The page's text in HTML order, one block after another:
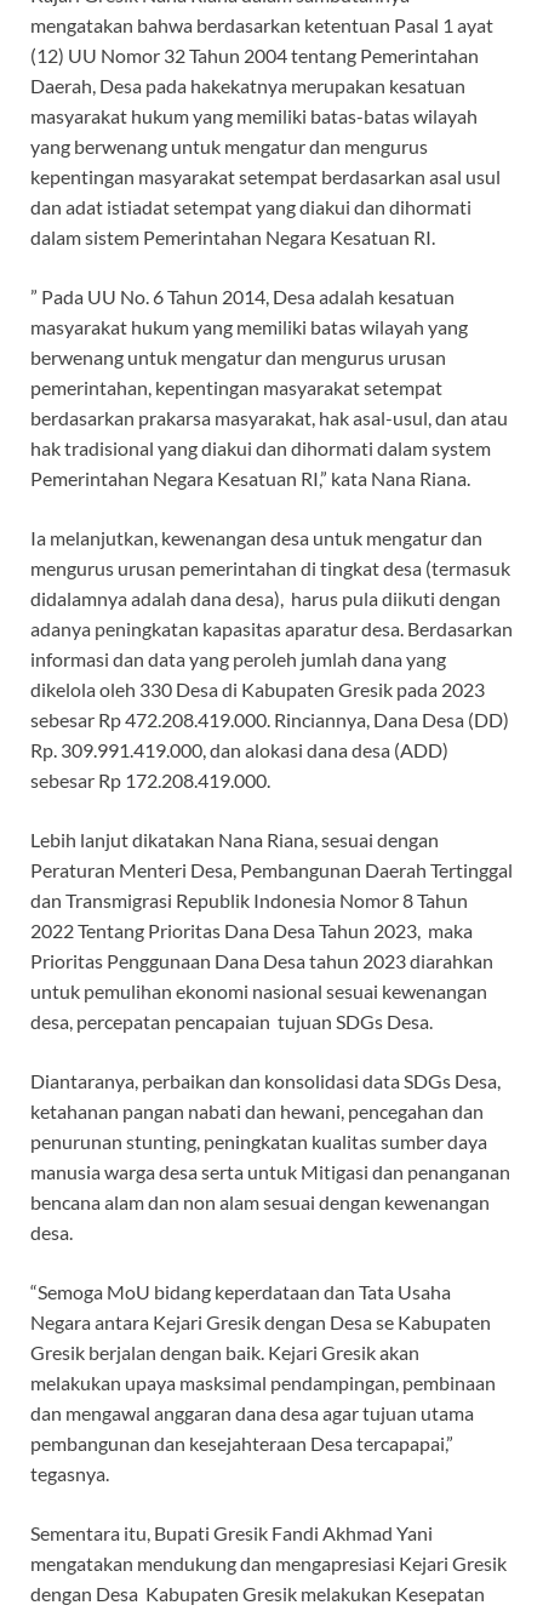
mengatakan bahwa berdasarkan ketentuan Pasal 1 ayat
(12) UU Nomor 32 Tahun 2004 tentang Pemerintahan
Daerah, Desa pada hakekatnya merupakan kesatuan
masyarakat hukum yang memiliki batas-batas wilayah
yang berwenang untuk mengatur dan mengurus
kepentingan masyarakat setempat berdasarkan asal usul
dan adat istiadat setempat yang diakui dan dihormati
dalam sistem Pemerintahan Negara Kesatuan RI.
” Pada UU No. 6 Tahun 2014, Desa adalah kesatuan
masyarakat hukum yang memiliki batas wilayah yang
berwenang untuk mengatur dan mengurus urusan
pemerintahan, kepentingan masyarakat setempat
berdasarkan prakarsa masyarakat, hak asal-usul, dan atau
hak tradisional yang diakui dan dihormati dalam system
Pemerintahan Negara Kesatuan RI,” kata Nana Riana.
Ia melanjutkan, kewenangan desa untuk mengatur dan
mengurus urusan pemerintahan di tingkat desa (termasuk
didalamnya adalah dana desa), harus pula diikuti dengan
adanya peningkatan kapasitas aparatur desa. Berdasarkan
informasi dan data yang peroleh jumlah dana yang
dikelola oleh 330 Desa di Kabupaten Gresik pada 2023
sebesar Rp 472.208.419.000. Rinciannya, Dana Desa (DD)
Rp. 309.991.419.000, dan alokasi dana desa (ADD)
sebesar Rp 172.208.419.000.
Lebih lanjut dikatakan Nana Riana, sesuai dengan
Peraturan Menteri Desa, Pembangunan Daerah Tertinggal
dan Transmigrasi Republik Indonesia Nomor 8 Tahun
2022 Tentang Prioritas Dana Desa Tahun 2023, maka
Prioritas Penggunaan Dana Desa tahun 2023 diarahkan
untuk pemulihan ekonomi nasional sesuai kewenangan
desa, percepatan pencapaian tujuan SDGs Desa.
Diantaranya, perbaikan dan konsolidasi data SDGs Desa,
ketahanan pangan nabati dan hewani, pencegahan dan
penurunan stunting, peningkatan kualitas sumber daya
manusia warga desa serta untuk Mitigasi dan penanganan
bencana alam dan non alam sesuai dengan kewenangan
desa.
“Semoga MoU bidang keperdataan dan Tata Usaha
Negara antara Kejari Gresik dengan Desa se Kabupaten
Gresik berjalan dengan baik. Kejari Gresik akan
melakukan upaya masksimal pendampingan, pembinaan
dan mengawal anggaran dana desa agar tujuan utama
pembangunan dan kesejahteraan Desa tercapapai,”
tegasnya.
Sementara itu, Bupati Gresik Fandi Akhmad Yani
mengatakan mendukung dan mengapresiasi Kejari Gresik
dengan Desa Kabupaten Gresik melakukan Kesepatan